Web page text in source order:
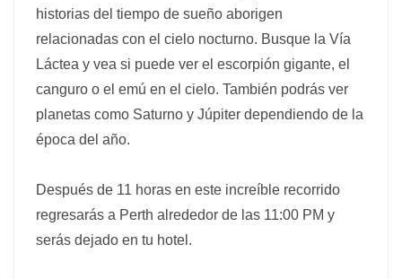
historias del tiempo de sueño aborigen
relacionadas con el cielo nocturno. Busque la Vía
Láctea y vea si puede ver el escorpión gigante, el
canguro o el emú en el cielo. También podrás ver
planetas como Saturno y Júpiter dependiendo de la
época del año.
Después de 11 horas en este increíble recorrido
regresarás a Perth alrededor de las 11:00 PM y
serás dejado en tu hotel.